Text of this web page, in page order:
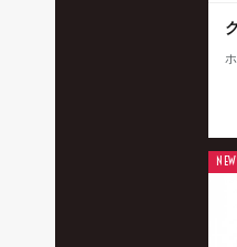
NEW